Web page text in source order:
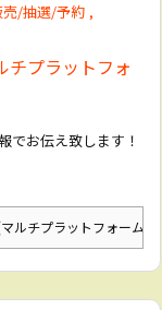
売/抽選/予約 ,
チプラットフォ
でお伝え致します！
ルチプラットフォーム)